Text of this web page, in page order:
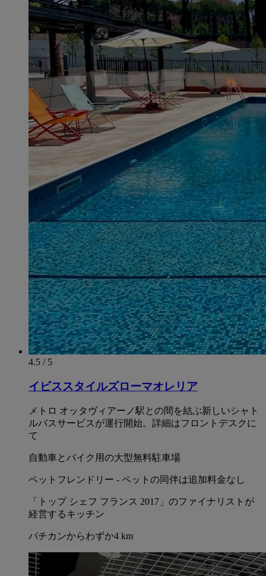
4.5 / 5
イビススタイルズローマオレリア
メトロ オッタヴィアーノ駅との間を結ぶ新しいシャト
ルバスサービスが運行開始。詳細はフロントデスクに
て
自動車とバイク用の大型無料駐車場
ペットフレンドリー - ペットの同伴は追加料金なし
「トップ シェフ フランス 2017」のファイナリストが
経営するキッチン
バチカンからわずか4 km